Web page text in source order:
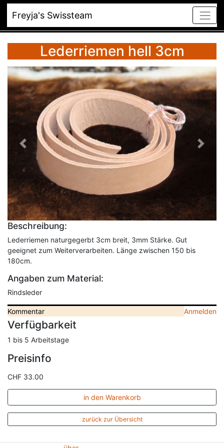
Freyja's Swissteam
Lederriemen hell 3cm
Vorheriges
Beschreibung:
Lederriemen naturgegerbt 3cm breit, 3mm Stärke. Gut
geeignet zum Weiterverarbeiten. Länge zwischen 150 bis
180cm.
Angaben zum Material:
Rindsleder
Kommentar Anmelden
Verfügbarkeit
1 bis 5 Arbeitstage
Preisinfo
CHF 33.00
in den Warenkorb
zurück zur Übersicht